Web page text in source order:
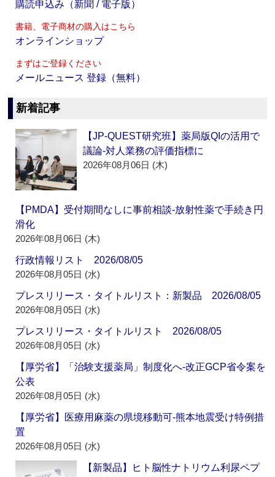
購読申込み（新聞 / 電子版）
書籍、電子商材の購入はこちら
オンラインショップ
まずはご登録ください
メールニュース 登録（無料）
新着記事
【JP-QUEST研究班】薬局版QIの活用で
議論‐対人業務の評価指標に
2026年08月06日 (木)
【PMDA】受付期間なしに事前相談‐放射性薬で手続き円
滑化
2026年08月06日 (木)
行政情報リスト 2026/08/05
2026年08月05日 (水)
プレスリリース・タイトルリスト：新製品 2026/08/05
2026年08月05日 (水)
プレスリリース・タイトルリスト 2026/08/05
2026年08月05日 (水)
【厚労省】「治験支援薬局」制度化へ‐改正GCP省令案を
公表
2026年08月05日 (水)
【厚労省】医療用麻薬の県境移動可‐熊本地震受け特例措
置
2026年08月05日 (水)
【新製品】ヒト脳性ナトリウム利尿ペプ